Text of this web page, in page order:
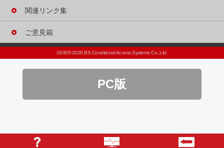
関連リンク集
ご意見箱
©2005-2026 BS Conditional Access Systems Co.,Ltd.
PC版